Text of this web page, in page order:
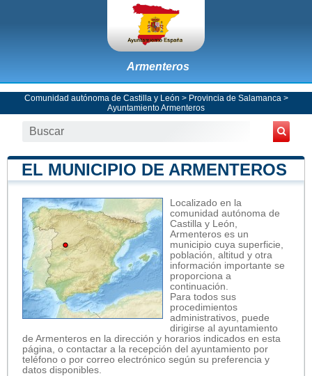
Armenteros
Comunidad autónoma de Castilla y León > Provincia de Salamanca >
Ayuntamiento Armenteros
EL MUNICIPIO DE ARMENTEROS
Localizado en la
comunidad autónoma de
Castilla y León,
Armenteros es un
municipio cuya superficie,
población, altitud y otra
información importante se
proporciona a
continuación.
Para todos sus
procedimientos
administrativos, puede
dirigirse al ayuntamiento
de Armenteros en la dirección y horarios indicados en esta
página, o contactar a la recepción del ayuntamiento por
teléfono o por correo electrónico según su preferencia y
datos disponibles.